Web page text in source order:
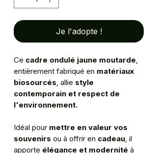
Je l'adopte !
Ce cadre ondulé jaune moutarde,
entièrement fabriqué en matériaux
biosourcés, allie style
contemporain et respect de
l'environnement.
Idéal pour mettre en valeur vos
souvenirs ou à offrir en cadeau, il
apporte élégance et modernité à